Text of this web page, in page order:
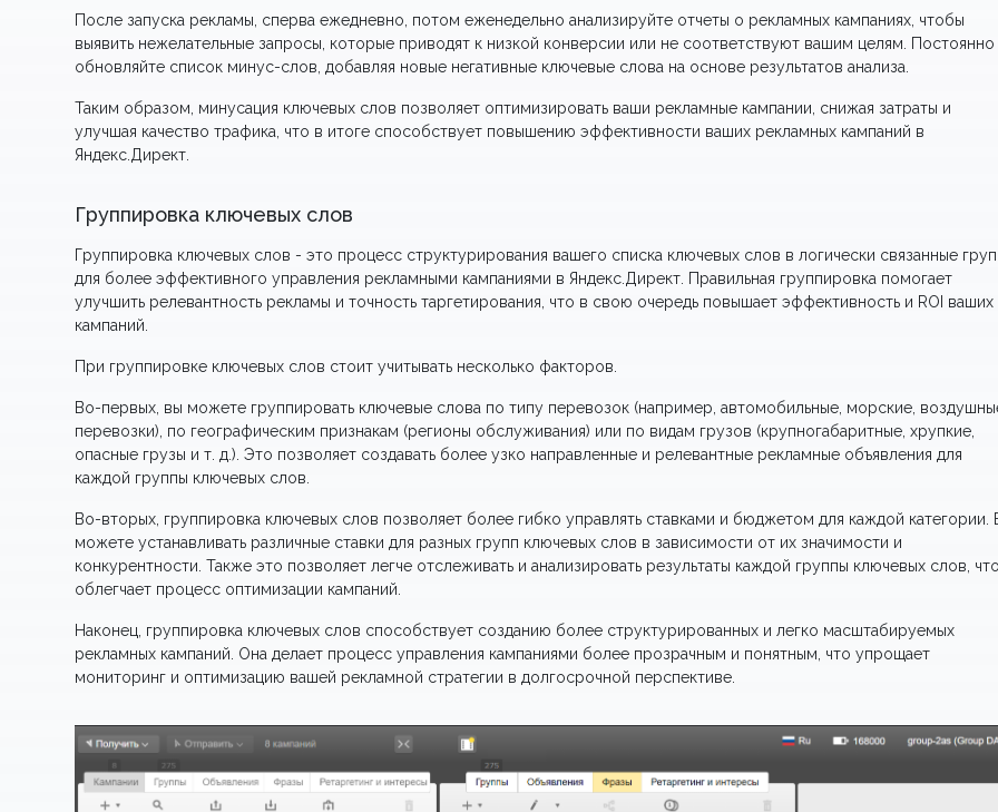
После запуска рекламы, сперва ежедневно, потом еженедельно анализируйте отчеты о рекламных кампаниях, чтобы
выявить нежелательные запросы, которые приводят к низкой конверсии или не соответствуют вашим целям. Постоянно
обновляйте список минус-слов, добавляя новые негативные ключевые слова на основе результатов анализа.
Таким образом, минусация ключевых слов позволяет оптимизировать ваши рекламные кампании, снижая затраты и
улучшая качество трафика, что в итоге способствует повышению эффективности ваших рекламных кампаний в
Яндекс.Директ.
Группировка ключевых слов
Группировка ключевых слов - это процесс структурирования вашего списка ключевых слов в логически связанные
для более эффективного управления рекламными кампаниями в Яндекс.Директ. Правильная группировка помогает
улучшить релевантность рекламы и точность таргетирования, что в свою очередь повышает эффективность и ROI ваших
кампаний.
При группировке ключевых слов стоит учитывать несколько факторов.
Во-первых, вы можете группировать ключевые слова по типу перевозок (например, автомобильные, морские,
перевозки), по географическим признакам (регионы обслуживания) или по видам грузов (крупногабаритные, хрупкие,
опасные грузы и т. д.). Это позволяет создавать более узко направленные и релевантные рекламные объявления для
каждой группы ключевых слов.
Во-вторых, группировка ключевых слов позволяет более гибко управлять ставками и бюджетом для каждой категории.
можете устанавливать различные ставки для разных групп ключевых слов в зависимости от их значимости и
конкурентности. Также это позволяет легче отслеживать и анализировать результаты каждой группы ключевых слов,
облегчает процесс оптимизации кампаний.
Наконец, группировка ключевых слов способствует созданию более структурированных и легко масштабируемых
рекламных кампаний. Она делает процесс управления кампаниями более прозрачным и понятным, что упрощает
мониторинг и оптимизацию вашей рекламной стратегии в долгосрочной перспективе.